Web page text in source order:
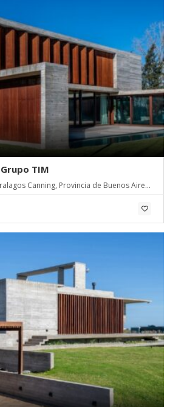
TIM
Canning, Provincia de Buenos Aires,